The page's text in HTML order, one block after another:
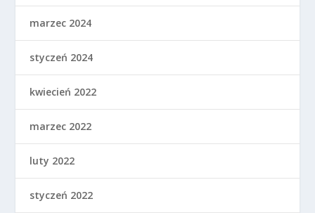
marzec 2024
styczeń 2024
kwiecień 2022
marzec 2022
luty 2022
styczeń 2022